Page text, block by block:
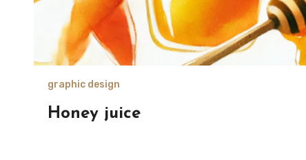
graphic design
Honey juice